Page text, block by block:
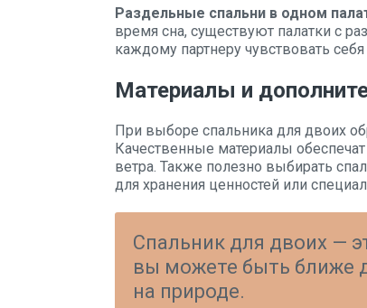
Раздельные спальни в одном
время сна, существуют палатки с
каждому партнеру чувствовать
Материалы и
При выборе спальника для двоих
Качественные материалы
ветра. Также полезно выбирать
для хранения ценностей или
Спальник для двоих —
вы можете быть ближе
на природе.